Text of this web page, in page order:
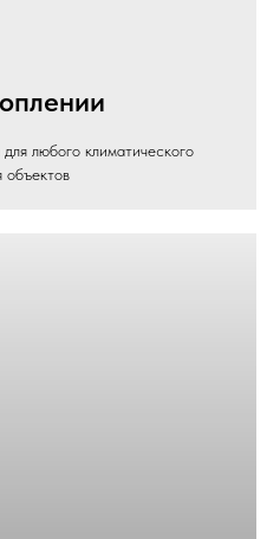
любого климатического
объектов